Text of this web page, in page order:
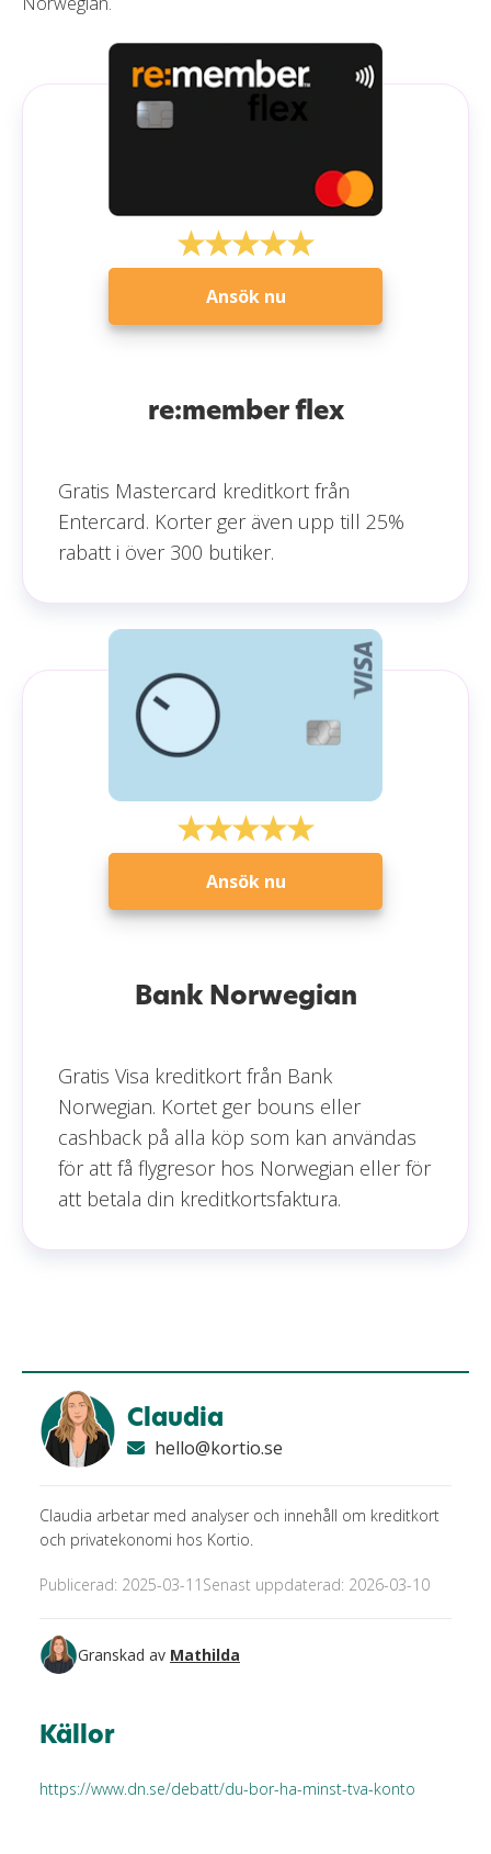
Ansök nu
re:member flex
Gratis Mastercard kreditkort från
Entercard. Korter ger även upp till 25%
rabatt i över 300 butiker.
Ansök nu
Bank Norwegian
Gratis Visa kreditkort från Bank
Norwegian. Kortet ger bouns eller
cashback på alla köp som kan användas
för att få flygresor hos Norwegian eller för
att betala din kreditkortsfaktura.
Claudia
hello@kortio.se
Claudia arbetar med analyser och innehåll om kreditkort
och privatekonomi hos Kortio.
Publicerad: 2025-03-11 Senast uppdaterad: 2026-03-10
Granskad av Mathilda
Källor
https://www.dn.se/debatt/du-bor-ha-minst-tva-konto